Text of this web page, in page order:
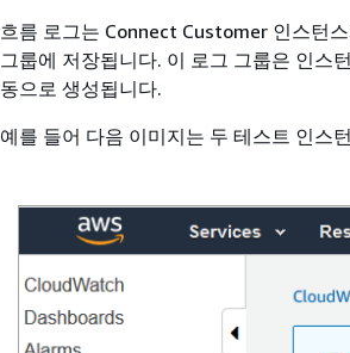
흐름 로그는 Connect Customer 인스턴
그룹에 저장됩니다. 이 로그 그룹은 인스
동으로 생성됩니다.
예를 들어 다음 이미지는 두 테스트 인스